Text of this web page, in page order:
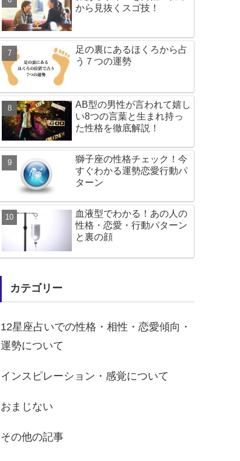
から見抜くスゴ技！
足の裏にあるほくろから占
う７つの運勢
AB型の男性が言われて嬉し
い8つの言葉と生まれ持っ
た性格を徹底解説！
獅子座の性格チェック！今
すぐわかる運勢恋愛行動パ
ターン
血液型でわかる！あの人の
性格・恋愛・行動パターン
と裏の顔
カテゴリー
12星座占いでの性格・相性・恋愛傾向・
運勢について
インスピレーション・感覚について
おまじない
その他の記事